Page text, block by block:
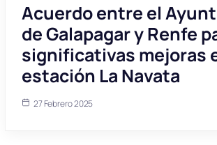
Acuerdo entre el
de Galapagar y Renfe
significativas mejoras
estación La Navata
27 Febrero 2025